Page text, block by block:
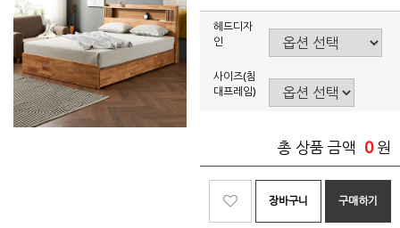
헤드디자
인
사이즈(침
대프레임)
총 상품 금액 0 원
장바구니 구매하기